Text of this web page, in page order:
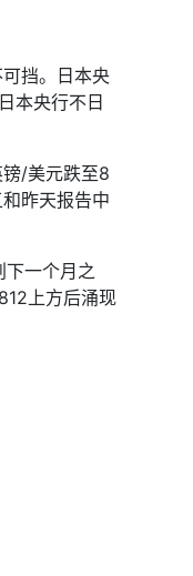
挡。日本央
本央行不日
/美元跌至8
昨天报告中
下一个月之
上方后涌现